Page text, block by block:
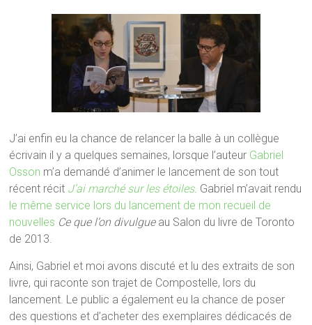
J’ai enfin eu la chance de relancer la balle à un collègue
écrivain il y a quelques semaines, lorsque l’auteur Gabriel
Osson m’a demandé d’animer le lancement de son tout
récent récit J’ai marché sur les étoiles. Gabriel m’avait rendu
le même service lors du lancement de mon recueil de
nouvelles Ce que l’on divulgue au Salon du livre de Toronto
de 2013.
Ainsi, Gabriel et moi avons discuté et lu des extraits de son
livre, qui raconte son trajet de Compostelle, lors du
lancement. Le public a également eu la chance de poser
des questions et d’acheter des exemplaires dédicacés de